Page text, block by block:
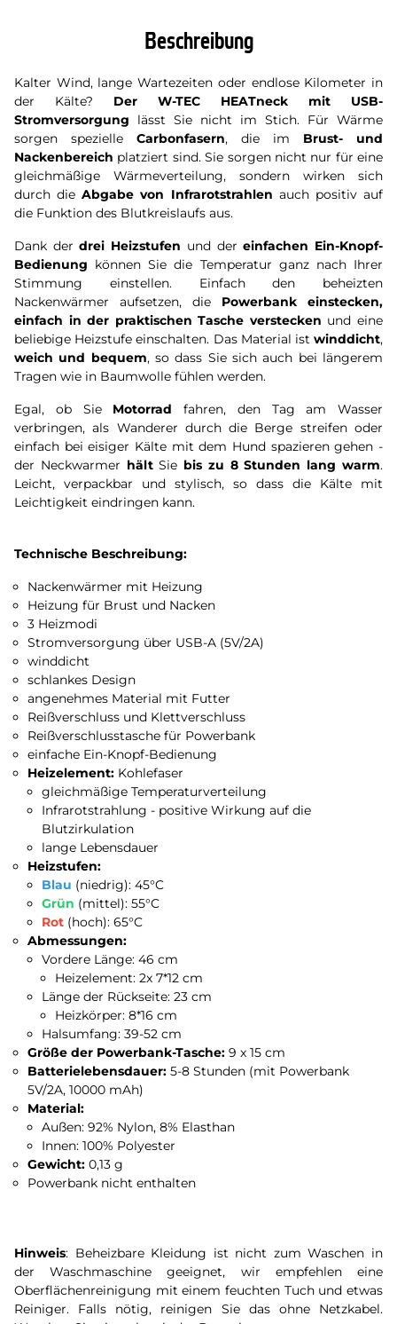
Beschreibung
Kalter Wind, lange Wartezeiten oder endlose Kilometer in
der Kälte? Der W-TEC HEATneck mit
USB-
Stromversorgung lässt Sie nicht im Stich. Für Wärme
sorgen spezielle Carbonfasern, die im Brust- und
Nackenbereich platziert sind. Sie sorgen nicht nur für eine
gleichmäßige Wärmeverteilung, sondern wirken sich
durch dieAbgabe von Infrarotstrahlen auch positiv auf
die Funktion des Blutkreislaufs aus.
Dank der drei Heizstufen und dereinfachen Ein-Knopf-
Bedienung können Sie die Temperatur ganz nach Ihrer
Stimmung einstellen. Einfach den beheizten
Nackenwärmer aufsetzen, die Powerbank einstecken,
einfach in der praktischen Tasche verstecken und eine
beliebige Heizstufe einschalten. Das Material ist winddicht,
weich und bequem, so dass Sie sich auch bei längerem
Tragen wie in Baumwolle fühlen werden.
Egal, ob Sie Motorrad fahren, den Tag am Wasser
verbringen, als Wanderer durch die Berge streifen oder
einfach bei eisiger Kälte mit dem Hund spazieren gehen -
der Neckwarmer hältSie bis zu 8 Stunden lang warm.
Leicht, verpackbar und stylisch, so dass die Kälte mit
Leichtigkeit eindringen kann.
Technische Beschreibung:
Nackenwärmer mit Heizung
Heizung für Brust und Nacken
3 Heizmodi
Stromversorgung über USB-A (5V/2A)
winddicht
schlankes Design
angenehmes Material mit Futter
Reißverschluss und Klettverschluss
Reißverschlusstasche für Powerbank
einfache Ein-Knopf-Bedienung
Heizelement: Kohlefaser
gleichmäßige Temperaturverteilung
Infrarotstrahlung - positive Wirkung auf die
Blutzirkulation
lange Lebensdauer
Heizstufen:
Blau (niedrig): 45°C
Grün (mittel): 55°C
Rot(hoch): 65°C
Abmessungen:
Vordere Länge: 46 cm
Heizelement: 2x 7*12 cm
Länge der Rückseite: 23 cm
Heizkörper: 8*16 cm
Halsumfang: 39-52 cm
Größe der Powerbank-Tasche: 9 x 15 cm
Batterielebensdauer: 5-8 Stunden (mit Powerbank
5V/2A, 10000 mAh)
Material:
Außen: 92% Nylon, 8% Elasthan
Innen: 100% Polyester
Gewicht:0,13 g
Powerbank nicht enthalten
Hinweis: Beheizbare Kleidung ist nicht zum Waschen in
der Waschmaschine geeignet, wir empfehlen eine
Oberflächenreinigung mit einem feuchten Tuch und etwas
Reiniger. Falls nötig, reinigen Sie das ohne Netzkabel.